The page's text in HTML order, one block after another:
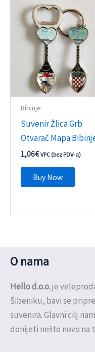
Bibinje
Suvenir Žlica Grb
Otvarač Mapa
1,06€ VPC (bez PDV-a)
Buy Now
O nama
Hello d.o.o.je
Šibeniku, bavi se
suvenira. Glavni cilj
donijeti nešto novo na